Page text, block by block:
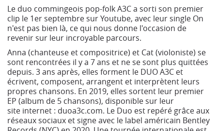
Le duo commingeois pop-folk A3C a sorti son premier
clip le 1er septembre sur Youtube, avec leur single On
n'est pas bien là, ce qui nous donne l'occasion de
revenir sur leur incroyable parcours.
Anna (chanteuse et compositrice) et Cat (violoniste) se
sont rencontrées il y a 7 ans et ne se sont plus quittées
depuis. 3 ans après, elles forment le DUO A3C et
écrivent, composent, arrangent et interprètent leurs
propres chansons. En 2019, elles sortent leur premier
EP (album de 5 chansons), disponible sur leur
site internet : duoa3c.com. Le Duo est repéré grâce aux
réseaux sociaux et signe avec le label américain Bentley